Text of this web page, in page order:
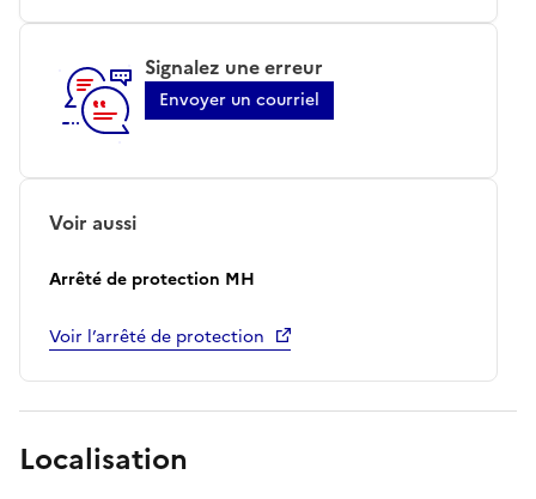
Signalez une erreur
Envoyer un courriel
Voir aussi
Arrêté de protection MH
Voir l’arrêté de protection
Localisation